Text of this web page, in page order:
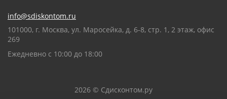
info@sdiskontom.ru
101000, г. Москва, ул. Маросейка, д. 6-8, стр. 1, 2 этаж, офис
269
Ежедневно с 10:00 до 18:00
2026 © Сдисконтом.ру